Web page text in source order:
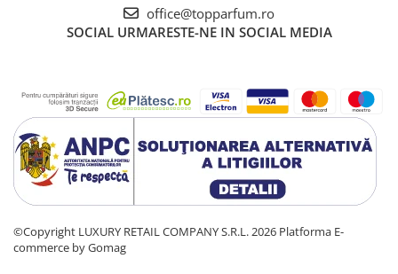
office@topparfum.ro
SOCIAL URMARESTE-NE IN SOCIAL MEDIA
©Copyright LUXURY RETAIL COMPANY S.R.L. 2026 Platforma E-
commerce by Gomag